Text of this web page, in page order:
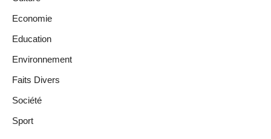
Economie
Education
Environnement
Faits Divers
Société
Sport